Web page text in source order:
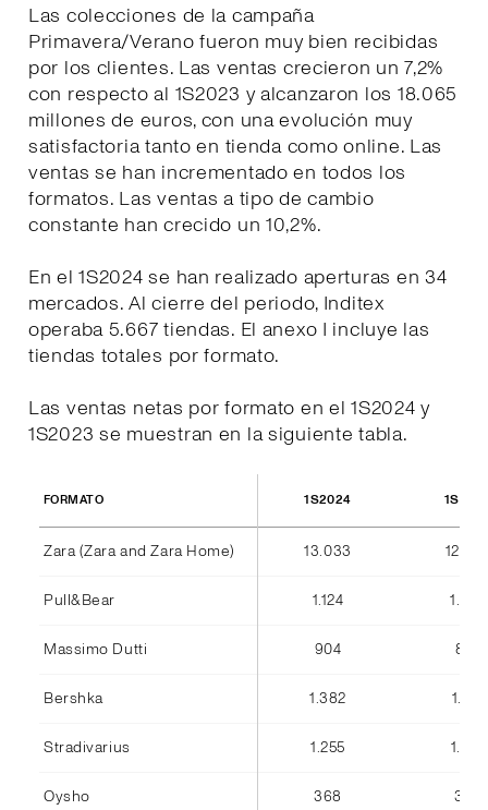
Las colecciones de la campaña
Primavera/Verano fueron muy bien recibidas
por los clientes. Las ventas crecieron un 7,2%
con respecto al 1S2023 y alcanzaron los 18.065
millones de euros, con una evolución muy
satisfactoria tanto en tienda como online. Las
ventas se han incrementado en todos los
formatos. Las ventas a tipo de cambio
constante han crecido un 10,2%.
En el 1S2024 se han realizado aperturas en 34
mercados. Al cierre del periodo, Inditex
operaba 5.667 tiendas. El anexo I incluye las
tiendas totales por formato.
Las ventas netas por formato en el 1S2024 y
1S2023 se muestran en la siguiente tabla.
FORMATO 1S2024
Zara (Zara and Zara Home) 13.033
Pull&Bear 1.124 1.042
Massimo Dutti 904 842
Bershka 1.382 1.184
Stradivarius 1.255 1.075
Oysho 368 346